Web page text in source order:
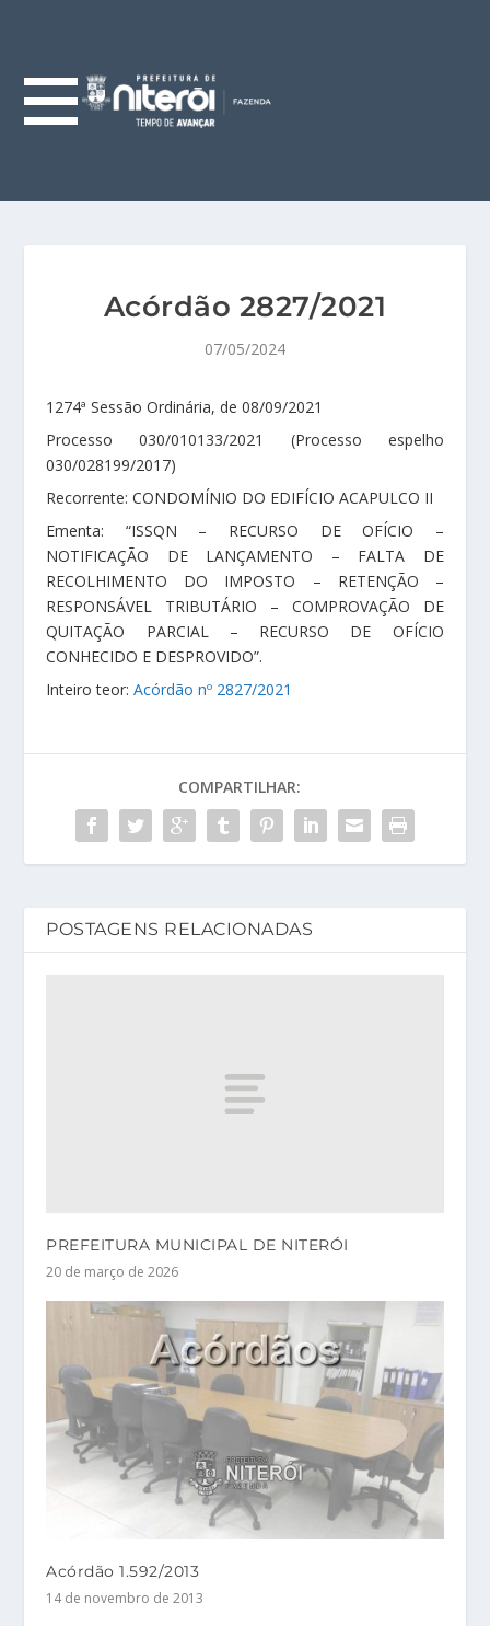
Acórdão 2827/2021
07/05/2024
1274ª Sessão Ordinária, de 08/09/2021
Processo 030/010133/2021 (Processo espelho
030/028199/2017)
Recorrente: CONDOMÍNIO DO EDIFÍCIO ACAPULCO II
Ementa: “ISSQN – RECURSO DE OFÍCIO –
NOTIFICAÇÃO DE LANÇAMENTO – FALTA DE
RECOLHIMENTO DO IMPOSTO – RETENÇÃO –
RESPONSÁVEL TRIBUTÁRIO – COMPROVAÇÃO DE
QUITAÇÃO PARCIAL – RECURSO DE OFÍCIO
CONHECIDO E DESPROVIDO”.
Inteiro teor: Acórdão nº 2827/2021
COMPARTILHAR:
POSTAGENS RELACIONADAS
PREFEITURA MUNICIPAL DE NITERÓI
20 de março de 2026
Acórdão 1.592/2013
14 de novembro de 2013